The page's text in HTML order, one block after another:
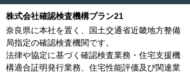
株式会社確認検査機構プラン21
奈良県に本社を置く、国土交通省近畿地方整備
局指定の確認検査機関です。
法律や協定に基づく確認検査業務・住宅支援機
構適合証明発行業務、住宅性能評価及び関連業